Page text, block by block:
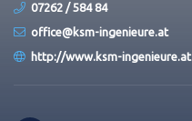
07262 / 584 84
office@ksm-ingenieure.at
http://www.ksm-ingenieure.at